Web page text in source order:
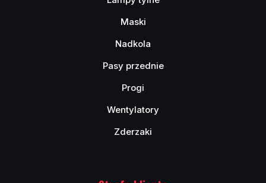
Maski
Nadkola
Pasy przednie
Progi
Wentylatory
Zderzaki